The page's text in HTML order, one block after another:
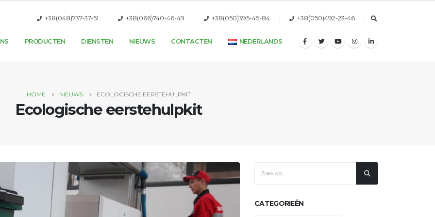
+38(048)737-37-51 +38(066)740-46-49 +38(050)395-45-84 +38(050)492-23-46
PRODUCTEN DIENSTEN NIEUWS CONTACTEN NEDERLANDS
HOME NIEUWS ECOLOGISCHE EERSTEHULPKIT
Ecologische eerstehulpkit
CATEGORIEËN